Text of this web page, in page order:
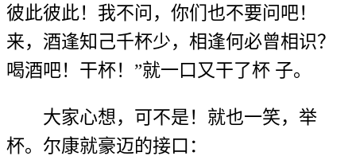
彼此彼此！我不问，你们也不要问吧！
来，酒逢知己千杯少，相逢何必曾相识？
喝酒吧！干杯！”就一口又干了杯 子。
大家心想，可不是！就也一笑，举
杯。尔康就豪迈的接口：